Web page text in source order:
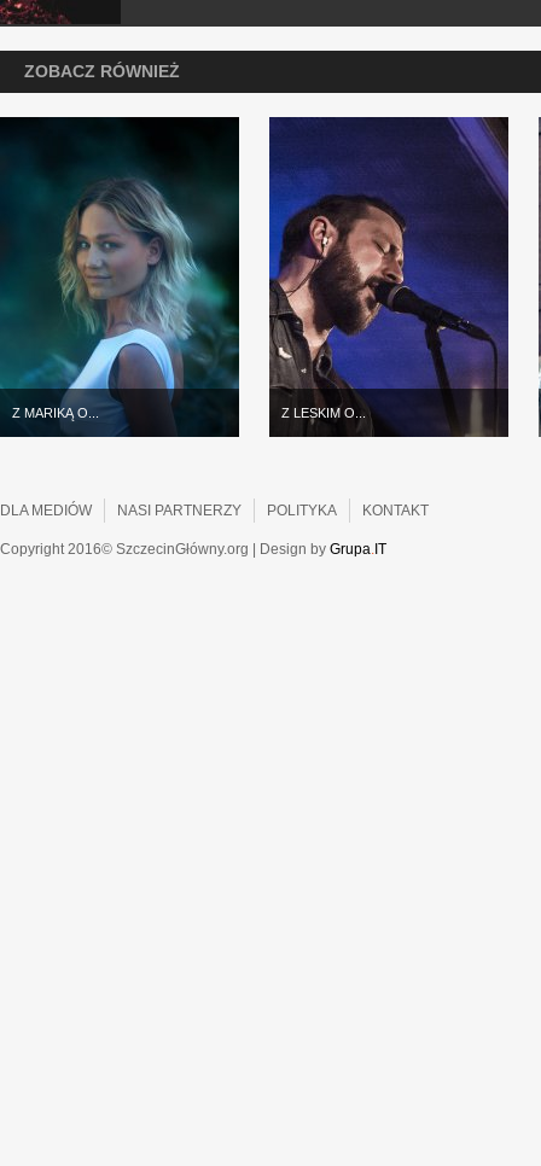
ZOBACZ RÓWNIEŻ
Z MARIKĄ O... Z LESKIM O...
DLA MEDIÓW NASI PARTNERZY POLITYKA KONTAKT
Copyright 2016© SzczecinGłówny.org | Design by Grupa. IT